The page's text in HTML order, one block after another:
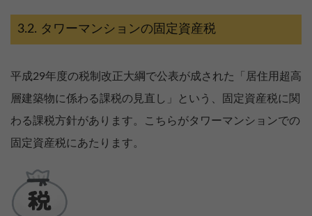
タワーマンションの固定資産税
平成29年度の税制改正大綱で公表が成された「居住用超高
層建築物に係わる課税の見直し」という、固定資産税に関
わる課税方針があります。こちらがタワーマンションでの
固定資産税にあたります。